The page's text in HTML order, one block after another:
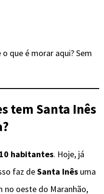
que é morar aqui? Sem
tem Santa Inês
habitantes. Hoje, já
faz deSanta Inês uma
no oeste do Maranhão,